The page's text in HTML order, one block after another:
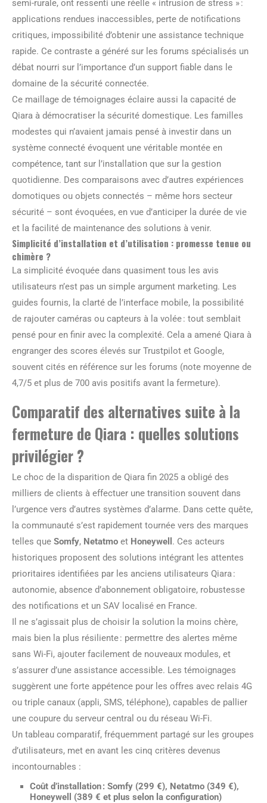
semi-rurale, ont ressenti une réelle « intrusion de stress » :
applications rendues inaccessibles, perte de notifications
critiques, impossibilité d’obtenir une assistance technique
rapide. Ce contraste a généré sur les forums spécialisés un
débat nourri sur l’importance d’un support fiable dans le
domaine de la sécurité connectée.
Ce maillage de témoignages éclaire aussi la capacité de
Qiara à démocratiser la sécurité domestique. Les familles
modestes qui n’avaient jamais pensé à investir dans un
système connecté évoquent une véritable montée en
compétence, tant sur l’installation que sur la gestion
quotidienne. Des comparaisons avec d’autres expériences
domotiques ou objets connectés – même hors secteur
sécurité – sont évoquées, en vue d’anticiper la durée de vie
et la facilité de maintenance des solutions à venir.
Simplicité d’installation et d’utilisation : promesse tenue ou
chimère ?
La simplicité évoquée dans quasiment tous les avis
utilisateurs n’est pas un simple argument marketing. Les
guides fournis, la clarté de l’interface mobile, la possibilité
de rajouter caméras ou capteurs à la volée : tout semblait
pensé pour en finir avec la complexité. Cela a amené Qiara à
engranger des scores élevés sur Trustpilot et Google,
souvent cités en référence sur les forums (note moyenne de
4,7/5 et plus de 700 avis positifs avant la fermeture).
Comparatif des alternatives suite à la
fermeture de Qiara : quelles solutions
privilégier ?
Le choc de la disparition de Qiara fin 2025 a obligé des
milliers de clients à effectuer une transition souvent dans
l’urgence vers d’autres systèmes d’alarme. Dans cette quête,
la communauté s’est rapidement tournée vers des marques
telles que Somfy, Netatmo et Honeywell . Ces acteurs
historiques proposent des solutions intégrant les attentes
prioritaires identifiées par les anciens utilisateurs Qiara :
autonomie, absence d’abonnement obligatoire, robustesse
des notifications et un SAV localisé en France.
Il ne s’agissait plus de choisir la solution la moins chère,
mais bien la plus résiliente : permettre des alertes même
sans Wi-Fi, ajouter facilement de nouveaux modules, et
s’assurer d’une assistance accessible. Les témoignages
suggèrent une forte appétence pour les offres avec relais 4G
ou triple canaux (appli, SMS, téléphone), capables de pallier
une coupure du serveur central ou du réseau Wi-Fi.
Un tableau comparatif, fréquemment partagé sur les groupes
d’utilisateurs, met en avant les cinq critères devenus
incontournables :
Coût d’installation : Somfy (299 €), Netatmo (349 €),
Honeywell (389 € et plus selon la configuration)